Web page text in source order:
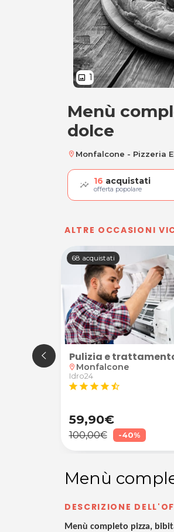
image 1
Menù
Menù
dolce
location_on Monfalcone - Pizzeria
16 acquistati
offerta popolare
ALTRE OCCASIONI
d'Isonzo
spagnolo, latino o greco
Caldaia
68 acquistati
Pulizia e
location_on Monfalcone
Idro24
star star star star star_half
59,90€
100,00€ -40%
Menù
DESCRIZIONE
Menù completo pizza,